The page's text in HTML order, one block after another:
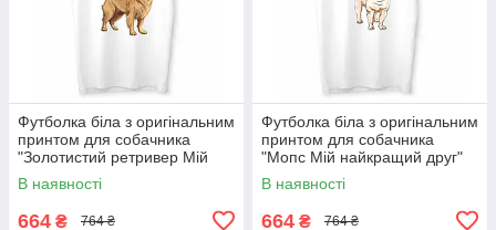
Футболка біла з оригінальним
принтом для собачника
"Золотистий ретривер Мій
найкращий друг" Push IT
В наявності
664 ₴ 764 ₴
Футболка біла з оригінальним
принтом для собачника
"Мопс Мій найкращий друг"
Push IT
В наявності
664 ₴ 764 ₴